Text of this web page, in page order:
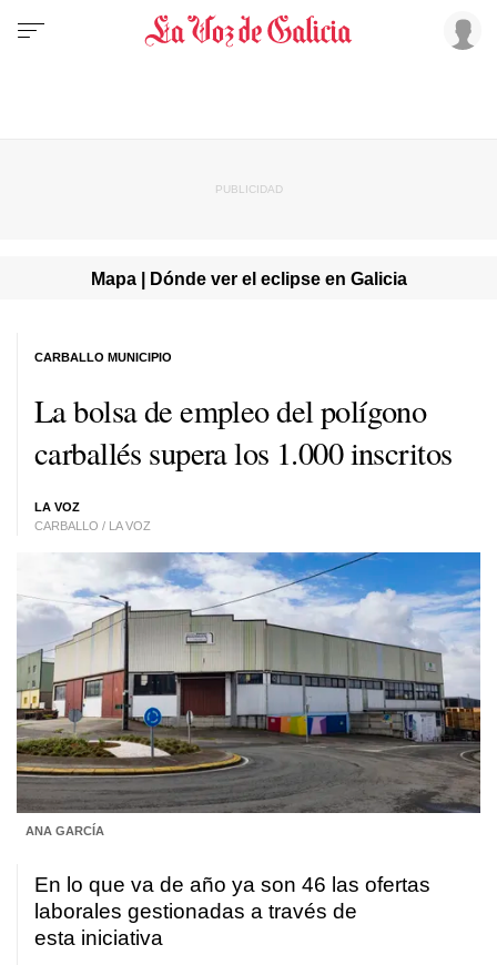
Mapa | Dónde ver el eclipse en Galicia
La bolsa de empleo del polígono
carballés supera los 1.000 inscritos
LA VOZ
CARBALLO / LA VOZ
CARBALLO MUNICIPIO
ANA GARCÍA
En lo que va de año ya son 46 las ofertas
laborales gestionadas a través de
esta iniciativa